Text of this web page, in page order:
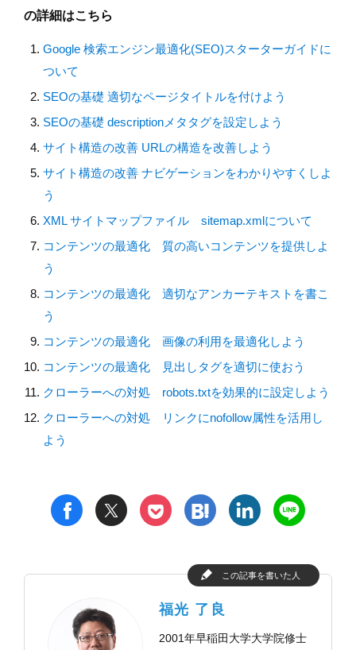
の詳細はこちら
Google 検索エンジン最適化(SEO)スターターガイドに
ついて
SEOの基礎 適切なページタイトルを付けよう
SEOの基礎 descriptionメタタグを設定しよう
サイト構造の改善 URLの構造を改善しよう
サイト構造の改善 ナビゲーションをわかりやすくしよ
う
XML サイトマップファイル sitemap.xmlについて
コンテンツの最適化 質の高いコンテンツを提供しよ
う
コンテンツの最適化 適切なアンカーテキストを書こ
う
コンテンツの最適化 画像の利用を最適化しよう
コンテンツの最適化 見出しタグを適切に使おう
クローラーへの対処 robots.txtを効果的に設定しよう
クローラーへの対処 リンクにnofollow属性を活用し
よう
f t p h l n
この記事を書いた人
福光 了良
2001年早稲田大学大学院修士